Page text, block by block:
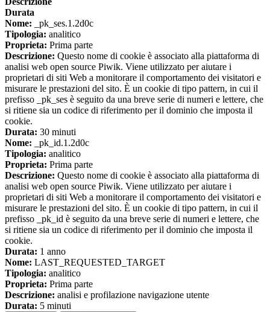
Durata
Nome: _pk_ses.1.2d0c
Tipologia: analitico
Proprieta: Prima parte
Descrizione: Questo nome di cookie è associato alla piattaforma di
analisi web open source Piwik. Viene utilizzato per aiutare i
proprietari di siti Web a monitorare il comportamento dei visitatori e
misurare le prestazioni del sito. È un cookie di tipo pattern, in cui il
prefisso _pk_ses è seguito da una breve serie di numeri e lettere, che
si ritiene sia un codice di riferimento per il dominio che imposta il
cookie.
Durata: 30 minuti
Nome: _pk_id.1.2d0c
Tipologia: analitico
Proprieta: Prima parte
Descrizione: Questo nome di cookie è associato alla piattaforma di
analisi web open source Piwik. Viene utilizzato per aiutare i
proprietari di siti Web a monitorare il comportamento dei visitatori e
misurare le prestazioni del sito. È un cookie di tipo pattern, in cui il
prefisso _pk_id è seguito da una breve serie di numeri e lettere, che
si ritiene sia un codice di riferimento per il dominio che imposta il
cookie.
Durata: 1 anno
Nome: LAST_REQUESTED_TARGET
Tipologia: analitico
Proprieta: Prima parte
Descrizione: analisi e profilazione navigazione utente
Durata: 5 minuti